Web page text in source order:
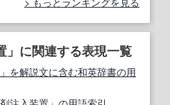
」に関連する表現一覧
を解説文に含む和英辞書の用